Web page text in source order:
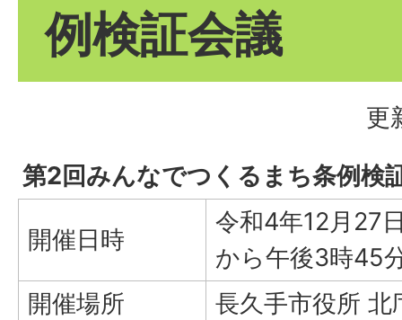
例検証会議
更
第2回みんなでつくるまち条例検
開催日時
令和4年12月27
から午後3時45
開催場所
長久手市役所